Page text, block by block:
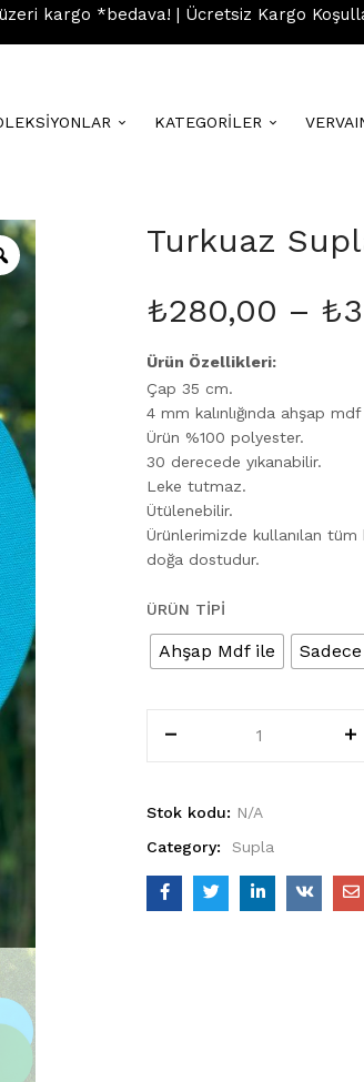
kargo *bedava! | Ücretsiz Kargo
KATEGORİLER
Turkuaz
₺280,00 – ₺
Ürün Özellikleri:
Çap 35 cm.
4 mm kalınlığında ahşap mdf
Ürün %100 polyester.
30 derecede yıkanabilir.
Leke tutmaz.
Ütülenebilir.
Ürünlerimizde kullanılan
doğa dostudur.
ÜRÜN TIPI
Ahşap Mdf ile
Stok kodu: N/A
Category:
Supla